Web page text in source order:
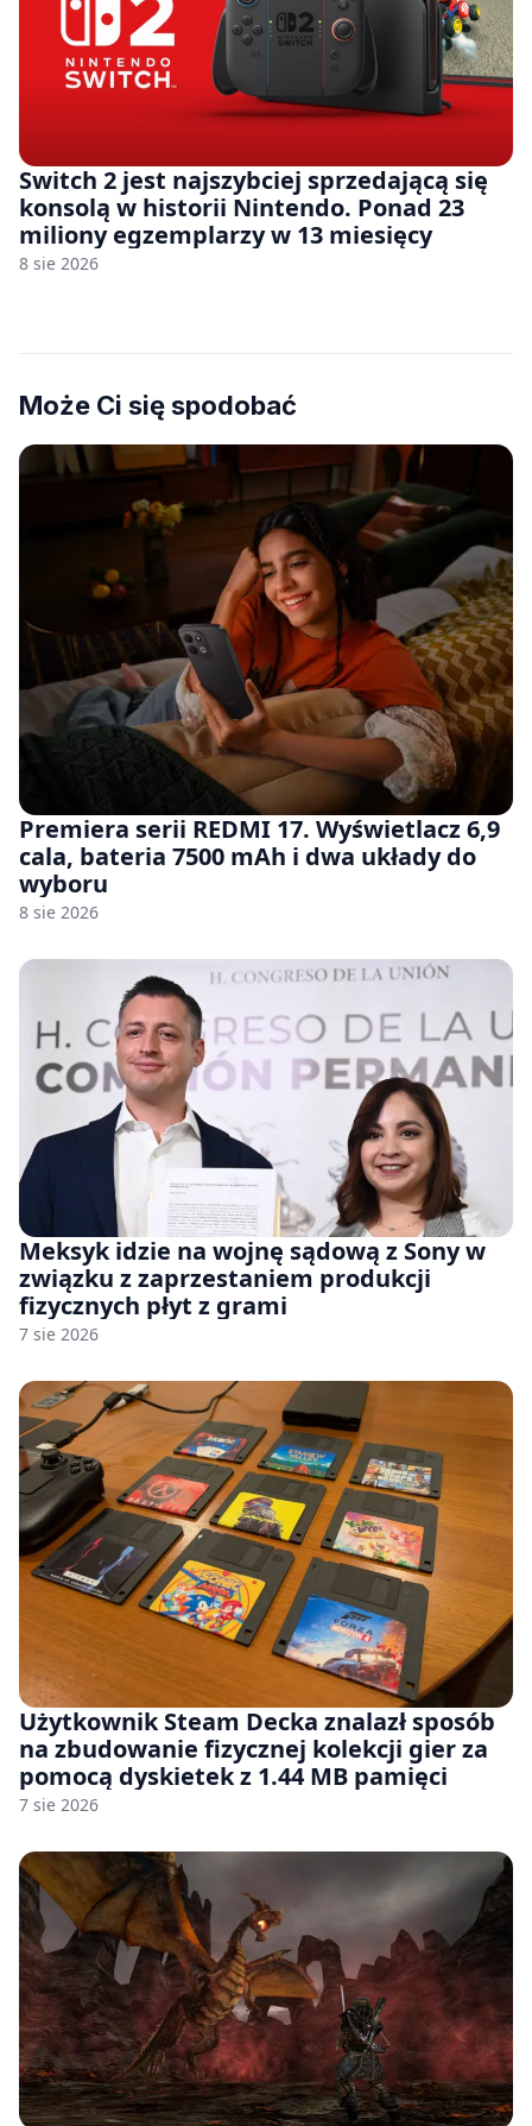
Switch 2 jest najszybciej sprzedającą się
konsolą w historii Nintendo. Ponad 23
miliony egzemplarzy w 13 miesięcy
8 sie 2026
Może Ci się spodobać
Premiera serii REDMI 17. Wyświetlacz 6,9
cala, bateria 7500 mAh i dwa układy do
wyboru
8 sie 2026
Meksyk idzie na wojnę sądową z Sony w
związku z zaprzestaniem produkcji
fizycznych płyt z grami
7 sie 2026
Użytkownik Steam Decka znalazł sposób
na zbudowanie fizycznej kolekcji gier za
pomocą dyskietek z 1.44 MB pamięci
7 sie 2026